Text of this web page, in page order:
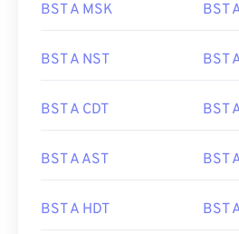
BST A MSK BST
BST A NST BST
BST A CDT BST
BST A AST BST
BST A HDT BST